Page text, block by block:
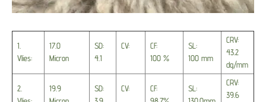
1.
Vlies:
17.0
Micron
SD:
4.1
CV:
CF:
100 %
SL:
100 mm
CRV:
43.2
dg/mm
2.
19.9
SD:
CV:
CF:
SL:
CRV:
39.6